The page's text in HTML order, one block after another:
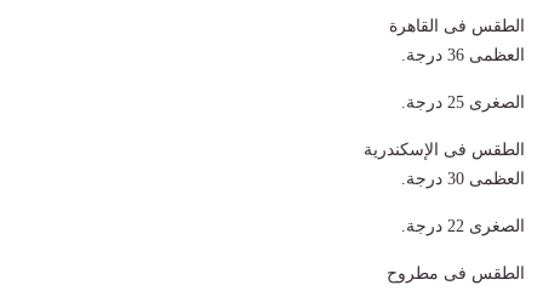
الطقس فى القاهرة
العظمى 36 درجة.
الصغرى 25 درجة.
الطقس فى الإسكندرية
العظمى 30 درجة.
الصغرى 22 درجة.
الطقس فى مطروح